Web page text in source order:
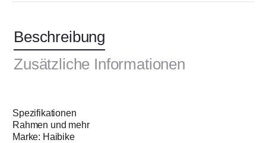
Beschreibung
Zusätzliche Informationen
Spezifikationen
Rahmen und mehr
Marke: Haibike